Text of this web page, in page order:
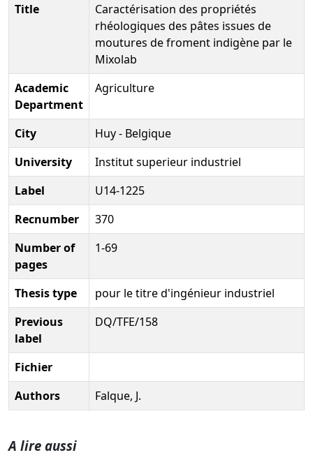
Title
Caractérisation des propriétés
rhéologiques des pâtes issues de
moutures de froment indigène par le
Mixolab
Academic
Department
Agriculture
City
Huy - Belgique
University
Institut superieur industriel
Label
U14-1225
Recnumber
370
Number of
pages
1-69
Thesis type
pour le titre d'ingénieur industriel
Previous
label
DQ/TFE/158
Fichier
Authors
Falque, J.
A lire aussi